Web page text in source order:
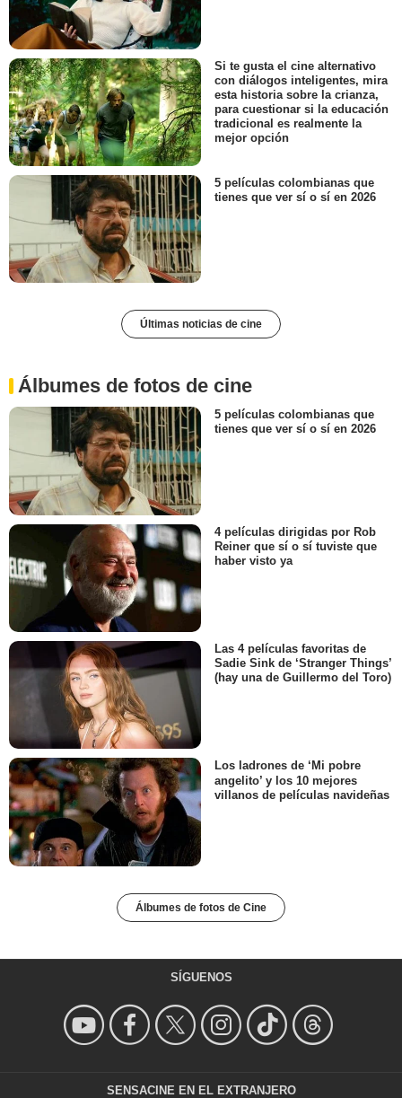
Si te gusta el cine alternativo
con diálogos inteligentes, mira
esta historia sobre la crianza,
para cuestionar si la educación
tradicional es realmente la
mejor opción
5 películas colombianas que
tienes que ver sí o sí en 2026
Últimas noticias de cine
Álbumes de fotos de cine
5 películas colombianas que
tienes que ver sí o sí en 2026
4 películas dirigidas por Rob
Reiner que sí o sí tuviste que
haber visto ya
Las 4 películas favoritas de
Sadie Sink de ‘Stranger Things’
(hay una de Guillermo del Toro)
Los ladrones de ‘Mi pobre
angelito’ y los 10 mejores
villanos de películas navideñas
Álbumes de fotos de Cine
SÍGUENOS
SENSACINE EN EL EXTRANJERO